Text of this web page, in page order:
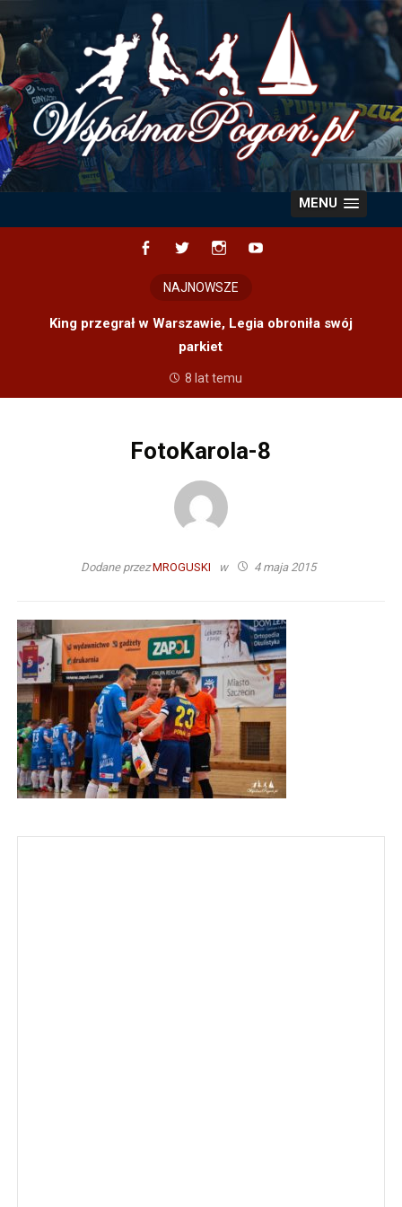
content
MENU
NAJNOWSZE
King przegrał w Warszawie, Legia obroniła swój
parkiet
8 lat temu
FotoKarola-8
Dodane przezMROGUSKI w 4 maja 2015